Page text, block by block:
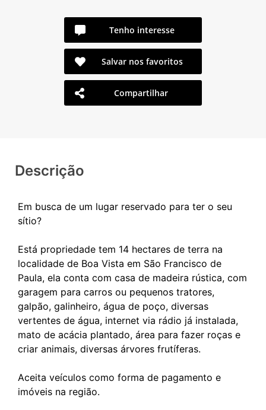
Tenho interesse
Salvar nos favoritos
Compartilhar
Descrição
Em busca de um lugar reservado para ter o seu
sítio?
Está propriedade tem 14 hectares de terra na
localidade de Boa Vista em São Francisco de
Paula, ela conta com casa de madeira rústica, com
garagem para carros ou pequenos tratores,
galpão, galinheiro, água de poço, diversas
vertentes de água, internet via rádio já instalada,
mato de acácia plantado, área para fazer roças e
criar animais, diversas árvores frutíferas.
Aceita veículos como forma de pagamento e
imóveis na região.